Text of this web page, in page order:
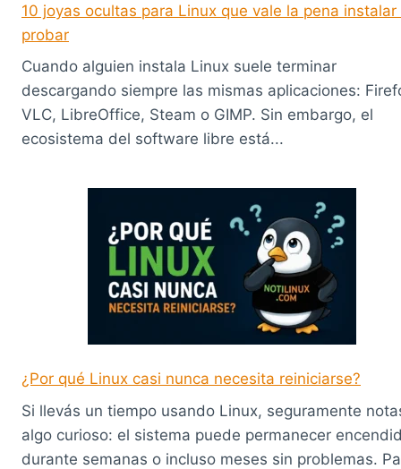
10 joyas ocultas para Linux que vale la pena instalar
probar
Cuando alguien instala Linux suele terminar
descargando siempre las mismas aplicaciones:
VLC, LibreOffice, Steam o GIMP. Sin embargo, el
ecosistema del software libre está...
¿Por qué Linux casi nunca necesita reiniciarse?
Si llevás un tiempo usando Linux, seguramente
algo curioso: el sistema puede permanecer
durante semanas o incluso meses sin problemas.